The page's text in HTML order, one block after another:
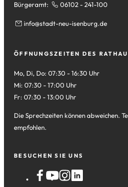
Bürgeramt:
06102 - 241-100
info stadt-neu-isenburg de
ÖFFNUNGSZEITEN DES
Mo, Di, Do: 07:30 - 16:30 Uhr
Mi: 07:30 - 17:00 Uhr
Fr: 07:30 - 13:00 Uhr
Die Sprechzeiten können abweichen.
empfohlen.
BESUCHEN SIE UNS